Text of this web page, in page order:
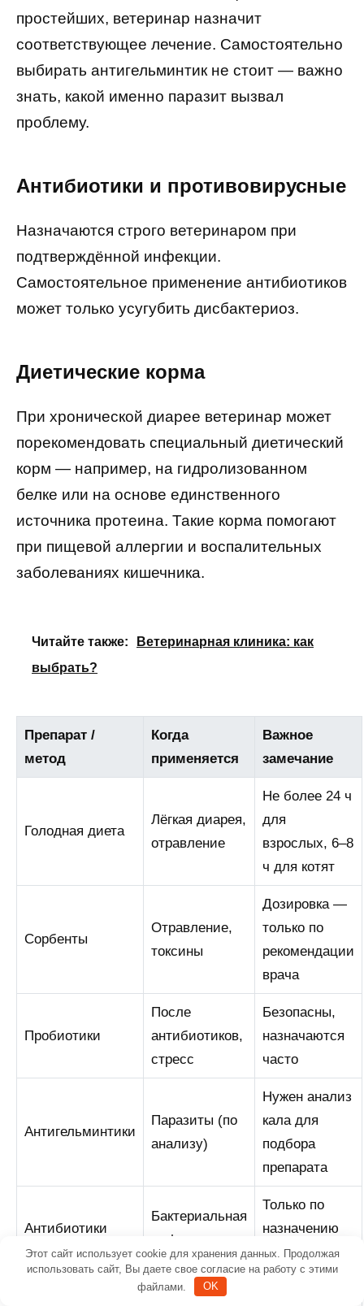
простейших, ветеринар назначит
соответствующее лечение. Самостоятельно
выбирать антигельминтик не стоит — важно
знать, какой именно паразит вызвал
проблему.
Антибиотики и противовирусные
Назначаются строго ветеринаром при
подтверждённой инфекции.
Самостоятельное применение антибиотиков
может только усугубить дисбактериоз.
Диетические корма
При хронической диарее ветеринар может
порекомендовать специальный диетический
корм — например, на гидролизованном
белке или на основе единственного
источника протеина. Такие корма помогают
при пищевой аллергии и воспалительных
заболеваниях кишечника.
Читайте также:
Ветеринарная клиника: как
выбрать?
Препарат /
метод
Когда
применяется
Важное
замечание
Голодная диета
Лёгкая диарея,
отравление
Не более 24 ч
для
взрослых, 6–8
ч для котят
Сорбенты
Отравление,
токсины
Дозировка —
только по
рекомендации
врача
Пробиотики
После
антибиотиков,
стресс
Безопасны,
назначаются
часто
Антигельминтики
Паразиты (по
анализу)
Нужен анализ
кала для
подбора
препарата
Антибиотики
Бактериальная
инфекция
Только по
назначению
ветеринара
Хроническая
Этот сайт использует cookie для хранения данных. Продолжая
использовать сайт, Вы даете свое согласие на работу с этими
файлами.
OK